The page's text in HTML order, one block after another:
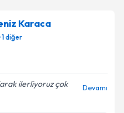
Karaca
1diğer
ilerliyoruz çok
Devamı